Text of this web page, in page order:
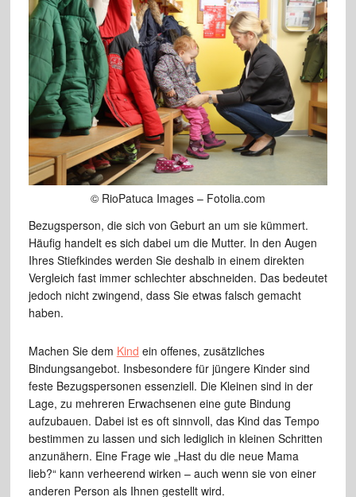
© RioPatuca Images – Fotolia.com
Bezugsperson, die sich von Geburt an um sie kümmert.
Häufig handelt es sich dabei um die Mutter. In den Augen
Ihres Stiefkindes werden Sie deshalb in einem direkten
Vergleich fast immer schlechter abschneiden. Das bedeutet
jedoch nicht zwingend, dass Sie etwas falsch gemacht
haben.
Machen Sie dem Kind ein offenes, zusätzliches
Bindungsangebot. Insbesondere für jüngere Kinder sind
feste Bezugspersonen essenziell. Die Kleinen sind in der
Lage, zu mehreren Erwachsenen eine gute Bindung
aufzubauen. Dabei ist es oft sinnvoll, das Kind das Tempo
bestimmen zu lassen und sich lediglich in kleinen Schritten
anzunähern. Eine Frage wie „Hast du die neue Mama
lieb?“ kann verheerend wirken – auch wenn sie von einer
anderen Person als Ihnen gestellt wird.